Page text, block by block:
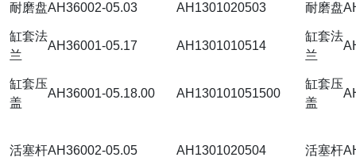
耐磨盘AH36002-05.03 AH1301020503 耐磨盘
缸套法
兰
AH36001-05.17 AH1301010514
缸套法
兰
缸套压
盖
AH36001-05.18.00 AH130101051500
缸套压
盖
活塞杆AH36002-05.05 AH1301020504 活塞杆